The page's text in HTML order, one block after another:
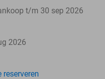
t/m 30 sep 2026
2026